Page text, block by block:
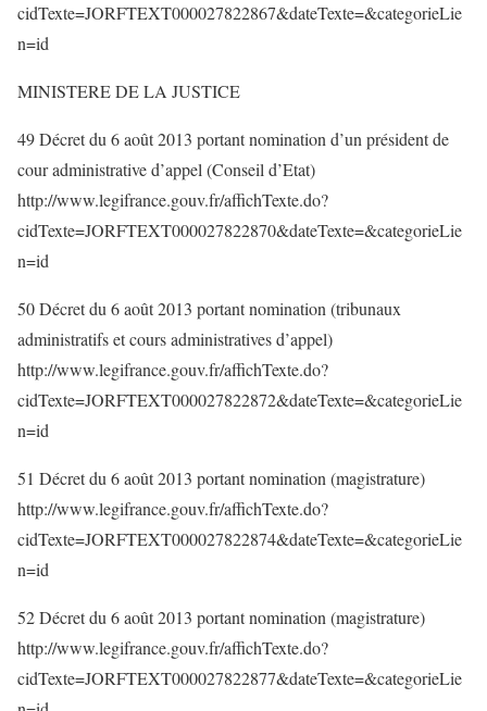
cidTexte=JORFTEXT000027822867&dateTexte=&categorieLie
n=id
MINISTERE DE LA JUSTICE
49 Décret du 6 août 2013 portant nomination d’un président de
cour administrative d’appel (Conseil d’Etat)
http://www.legifrance.gouv.fr/affichTexte.do?
cidTexte=JORFTEXT000027822870&dateTexte=&categorieLie
n=id
50 Décret du 6 août 2013 portant nomination (tribunaux
administratifs et cours administratives d’appel)
http://www.legifrance.gouv.fr/affichTexte.do?
cidTexte=JORFTEXT000027822872&dateTexte=&categorieLie
n=id
51 Décret du 6 août 2013 portant nomination (magistrature)
http://www.legifrance.gouv.fr/affichTexte.do?
cidTexte=JORFTEXT000027822874&dateTexte=&categorieLie
n=id
52 Décret du 6 août 2013 portant nomination (magistrature)
http://www.legifrance.gouv.fr/affichTexte.do?
cidTexte=JORFTEXT000027822877&dateTexte=&categorieLie